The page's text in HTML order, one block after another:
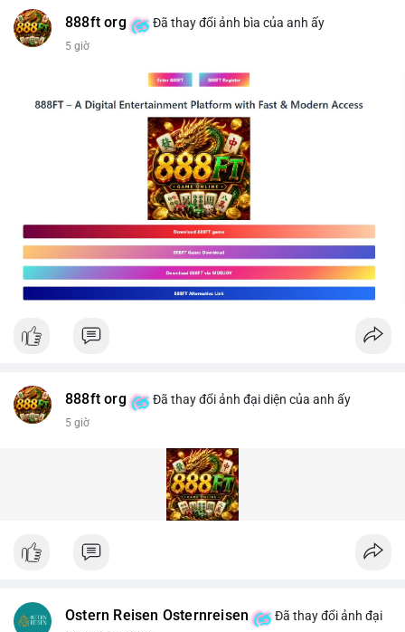
#mucgia64963
#vlikevn #titanbot
888ft org Đã thay đổi ảnh bìa của anh ấy
5 giờ
888ft org Đã thay đổi ảnh đại diện của anh ấy
5 giờ
Ostern Reisen Osternreisen
Đã thay đổi ảnh đại